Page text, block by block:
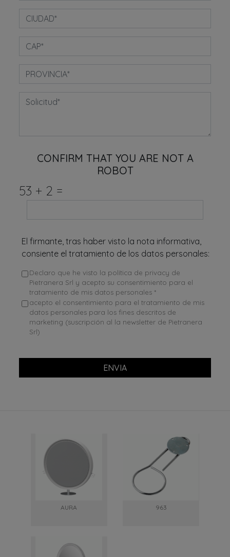
CONFIRM THAT YOU ARE NOT A
ROBOT
53 + 2 =
El firmante, tras haber visto la nota informativa,
consiente el tratamiento de los datos personales:
Declaro que he visto la política de privacy de
Pietranera Srl y acepto su consentimiento para el
tratamiento de mis datos personales *
acepto el consentimiento para el tratamiento de mis
datos personales para los fines descritos de
marketing (suscripción al la newsletter de Pietranera
Srl)
ENVIA
AURA 963